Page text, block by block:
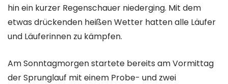
hin ein kurzer Regenschauer niederging. Mit dem
etwas drückenden heißen Wetter hatten alle Läufer
und Läuferinnen zu kämpfen.
Am Sonntagmorgen startete bereits am Vormittag
der Sprunglauf mit einem Probe- und zwei